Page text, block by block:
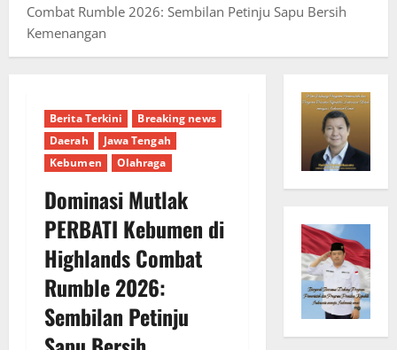
Combat Rumble 2026: Sembilan Petinju Sapu Bersih
Kemenangan
Berita Terkini
Breaking news
Daerah
Jawa Tengah
Kebumen
Olahraga
Dominasi Mutlak
PERBATI Kebumen di
Highlands Combat
Rumble 2026:
Sembilan Petinju